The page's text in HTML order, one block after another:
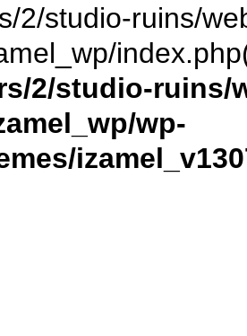
2/studio-ruins/
2/studio-ruins/
wp-